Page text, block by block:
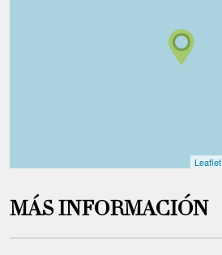
Leaflet
MÁS INFORMACIÓN